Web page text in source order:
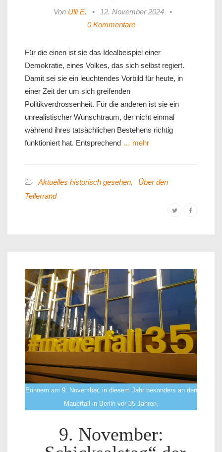
Von Ulli E. • 12. November 2024
•
0 Kommentare
Für die einen ist sie das Idealbeispiel einer
Demokratie, eines Volkes, das sich selbst regiert.
Damit sei sie ein leuchtendes Vorbild für heute, in
einer Zeit der um sich greifenden
Politikverdrossenheit. Für die anderen ist sie ein
unrealistischer Wunschtraum, der nicht einmal
während ihres tatsächlichen Bestehens richtig
funktioniert hat. Entsprechend … mehr
Aktuelles historisch gesehen,
Über den
Tellerrand
Erinnern am 9. November, in diesem Jahr besonders an den
Mauerfall in Berlin vor 35 Jahren,
9. November: